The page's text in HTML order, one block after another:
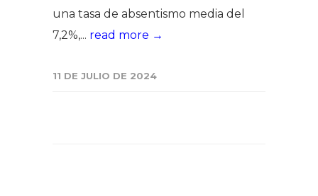
una tasa de absentismo media del
7,2%,... read more →
11 DE JULIO DE 2024